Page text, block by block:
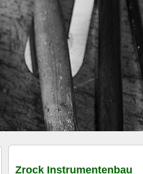
Zrock Instrumentenbau